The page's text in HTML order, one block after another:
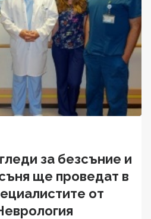
за безсъние и
ще проведат в
от